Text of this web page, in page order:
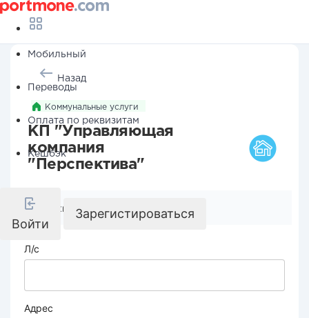
Мобильный
Переводы
Оплата по реквизитам
Кешбэк
Войти
Зарегистироваться
Назад
Коммунальные услуги
КП "Управляющая
компания
"Перспектива"
Реквизиты компании
Л/с
Адрес